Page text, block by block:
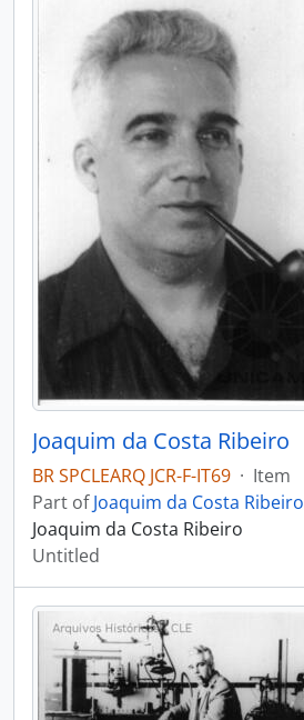
Joaquim da Costa Ribeiro
BR SPCLEARQ JCR-F-IT69 · Item
Part ofJoaquim da Costa Ribeiro
Joaquim da Costa Ribeiro
Untitled